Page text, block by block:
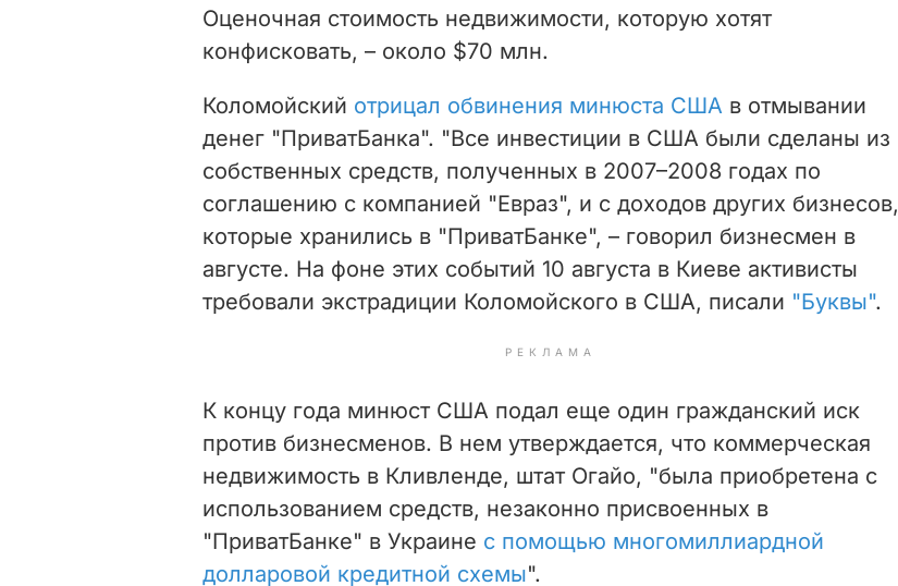
Оценочная стоимость недвижимости, которую хотят
конфисковать, – около $70 млн.
Коломойский отрицал обвинения минюста США в отмывании
денег "ПриватБанка". "Все инвестиции в США были сделаны из
собственных средств, полученных в 2007–2008 годах по
соглашению с компанией "Евраз", и с доходов других бизнесов,
которые хранились в "ПриватБанке", – говорил бизнесмен в
августе. На фоне этих событий 10 августа в Киеве активисты
требовали экстрадиции Коломойского в США, писали "Буквы".
РЕКЛАМА
К концу года минюст США подал еще один гражданский иск
против бизнесменов. В нем утверждается, что коммерческая
недвижимость в Кливленде, штат Огайо, "была приобретена с
использованием средств, незаконно присвоенных в
"ПриватБанке" в Украине с помощью многомиллиардной
долларовой кредитной схемы".